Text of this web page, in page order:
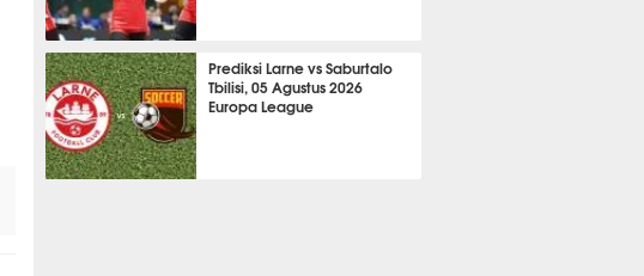
OLAHRAGA LAIN
Prediksi Larne vs Saburtalo
Tbilisi, 05 Agustus 2026
Europa League